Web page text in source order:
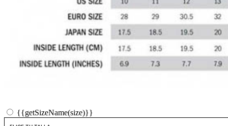
{{getSizeName(size)}}